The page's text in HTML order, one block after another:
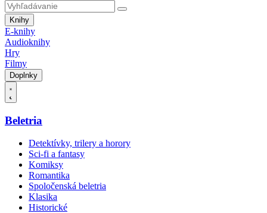
Knihy
E-knihy
Audioknihy
Hry
Filmy
Doplnky
Beletria
Detektívky, trilery a horory
Sci-fi a fantasy
Komiksy
Romantika
Spoločenská beletria
Klasika
Historické